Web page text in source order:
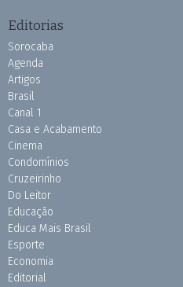
Editorias
Sorocaba
Agenda
Artigos
Brasil
Canal 1
Casa e Acabamento
Cinema
Condomínios
Cruzeirinho
Do Leitor
Educação
Educa Mais Brasil
Esporte
Economia
Editorial